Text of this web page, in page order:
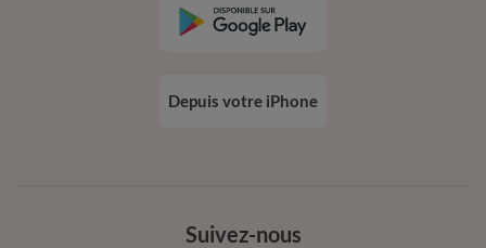
Suivez-nous
Depuis votre iPhone